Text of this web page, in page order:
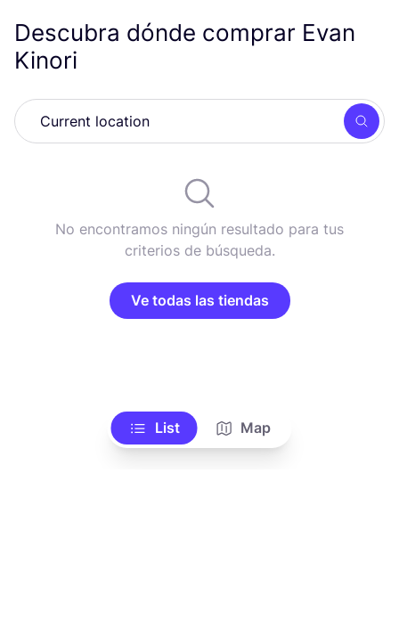
Descubra dónde comprar Evan
Kinori
No encontramos ningún resultado para tus
criterios de búsqueda.
Ve todas las tiendas
List Map